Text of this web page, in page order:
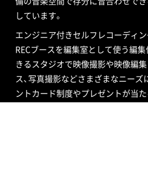
しています。
エンジニア付きセルフレコーディ
RECブースを編集室として使う編
きるスタジオで映像撮影や映像編集
ス、写真撮影などさまざまなニーズ
ントカード制度やプレゼントが当